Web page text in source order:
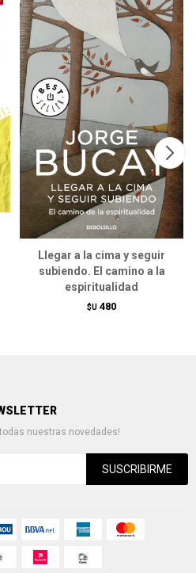
Llegar a la cima y seguir
subiendo. El camino a la
espiritualidad
$U 480
nuestras novedades!
SUSCRIBIRME